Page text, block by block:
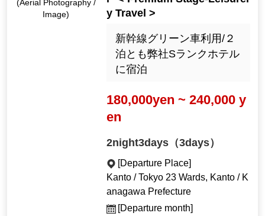
(Aerial Photography /
Image)
y Travel >
新幹線グリーン車利用/２
泊とも弊社Sランクホテル
に宿泊
180,000yen ~ 240,000 y
en
2night3days（3days）
[Departure Place]
Kanto / Tokyo 23 Wards, Kanto / K
anagawa Prefecture
[Departure month]